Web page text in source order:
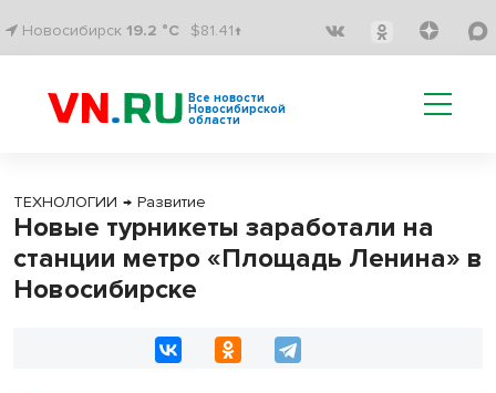
Новосибирск 19.2 °C $81.41↑
Все новости
Новосибирской
области
ТЕХНОЛОГИИ → Развитие
Новые турникеты заработали на
станции метро «Площадь Ленина» в
Новосибирске